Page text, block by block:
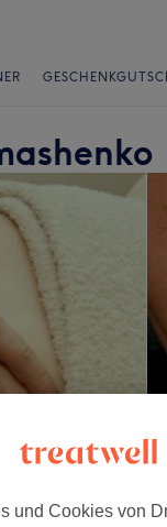
und Cookies von